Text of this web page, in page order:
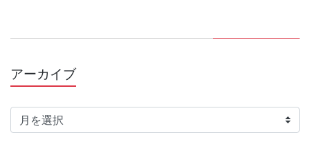
アーカイブア
ー
カ